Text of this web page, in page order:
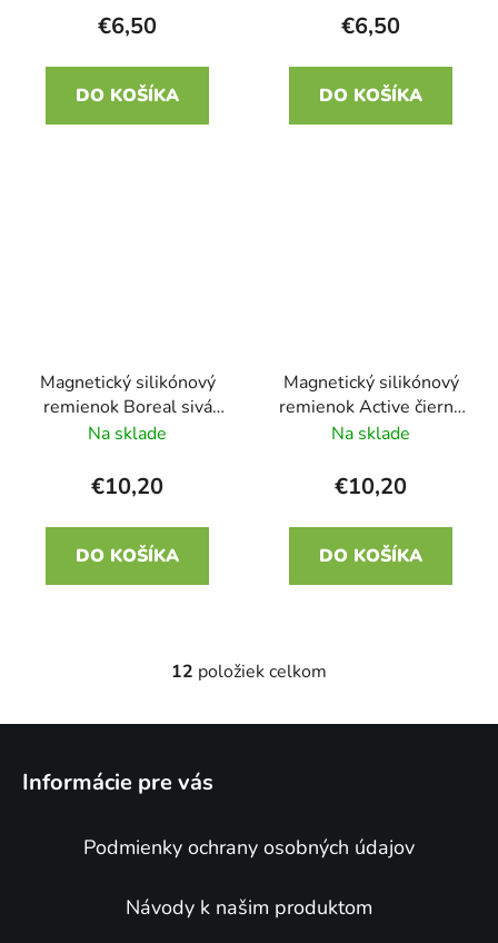
€6,50
DO KOŠÍKA
€6,50
DO KOŠÍKA
Magnetický silikónový
remienok Boreal sivá
Jelša 20mm
Na sklade
€10,20
DO KOŠÍKA
Magnetický silikónový
remienok Active čierna
so žltou 20mm
Na sklade
€10,20
DO KOŠÍKA
O
l
i
p
12 položiek celkom
Informácie pre vás
Podmienky ochrany osobných údajov
Návody k našim produktom